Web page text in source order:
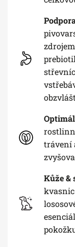
trávení
Kůže &